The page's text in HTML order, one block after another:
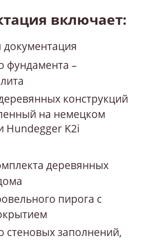
включает:
документация
фундамента –
конструкций
на немецком
Hundegger K2i
деревянных
пирога с
стеновых заполнений,